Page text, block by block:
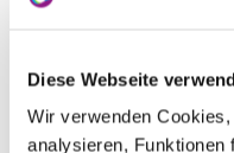
Diese Webseite
Wir verwenden
analysieren, Funktionen
Bis zum27. Oktober
Alexander Schweitzer